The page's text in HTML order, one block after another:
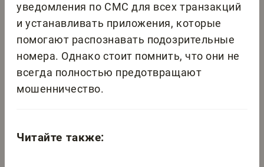
уведомления по СМС для всех транзакций
и устанавливать приложения, которые
помогают распознавать подозрительные
номера. Однако стоит помнить, что они не
всегда полностью предотвращают
мошенничество.
Читайте также: